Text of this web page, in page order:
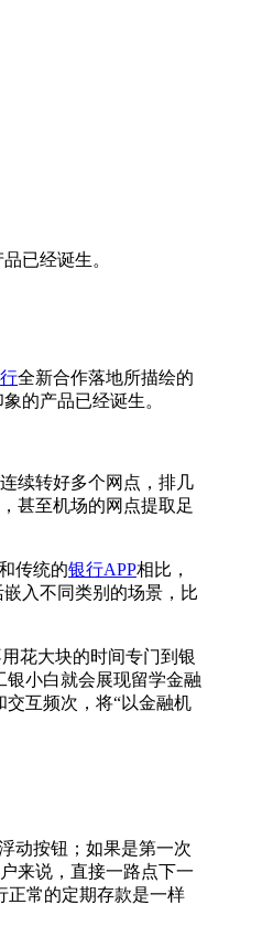
已经诞生。
全新合作落地所描绘的
的产品已经诞生。
续转好多个网点，排几
甚至机场的网点提取足
传统的银行APP相比，
入不同类别的场景，比
花大块的时间专门到银
小白就会展现留学金融
互频次，将“以金融机
动按钮；如果是第一次
来说，直接一路点下一
正常的定期存款是一样